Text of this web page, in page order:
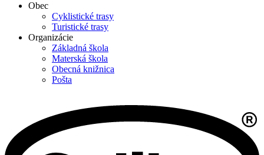
Obec
Cyklistické trasy
Turistické trasy
Organizácie
Základná škola
Materská škola
Obecná knižnica
Pošta